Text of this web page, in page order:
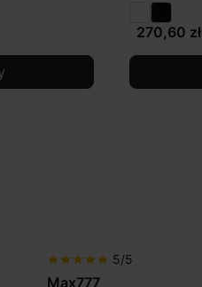
270,60 zł
star star star star star 5/5
Gabriela Pasieczna